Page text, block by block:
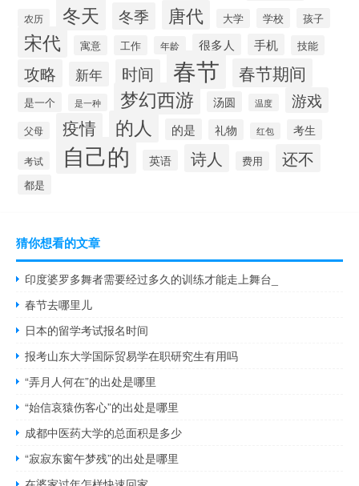
农历 冬天 冬季 唐代 大学 学校 孩子
宋代 寓意 工作 年龄 很多人 手机 技能
攻略 新年 时间 春节 春节期间
是一个 是一种 梦幻西游 汤圆 温度 游戏
父母 疫情 的人 的是 礼物 红包 考生
考试 自己的 英语 诗人 费用 还不
都是
猜你想看的文章
印度婆罗多舞者需要经过多久的训练才能走上舞台_
春节去哪里儿
日本的留学考试报名时间
报考山东大学国际贸易学在职研究生有用吗
“弄月人何在”的出处是哪里
“始信哀猿伤客心”的出处是哪里
成都中医药大学的总面积是多少
“寂寂东窗午梦残”的出处是哪里